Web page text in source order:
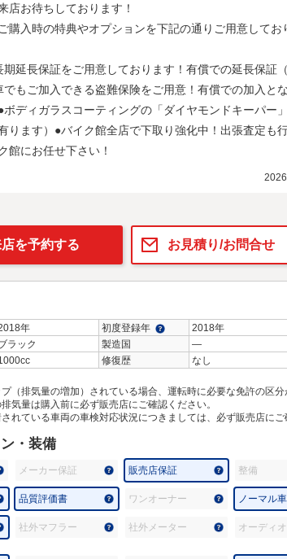
店お待ちしております！
購入時の特典やオプションを下記の通りご用意してお
期延長保証をご用意しております！有償での延長保証
もご加入できる盗難保険をご用意！有償での加入と
ボディガラスコーティングの「ダイヤモンドキーパー
ります）●バイク館全店で下取り強化中！出張査定も
館にお任せ下さい！
を予約する お見積り/お問合せ
年 初度登録年 2018年
ラック 製造国 ―
修復歴 なし
（排気量の増加）されている場合、運転時に必要な免許の区分
量は購入前に必ず販売店にご確認ください。
れている車両の車検対応状況につきましては、必ず販売店にご
・装備
メーカー保証 販売店保証 整備
品質評価書 ワンオーナー ノーマル車
社外マフラー 社外メーター オーディオ